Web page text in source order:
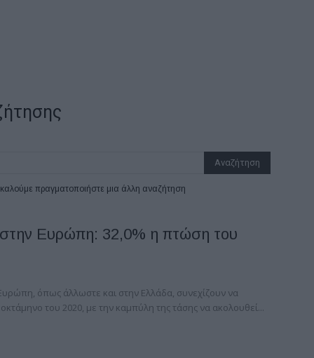
πραγματοποιήστε μια άλλη αναζήτηση
στην Ευρώπη: 32,0% η πτώση του
όπως άλλωστε και στην Ελλάδα, συνεχίζουν να
του 2020, με την καμπύλη της τάσης να ακολουθεί...